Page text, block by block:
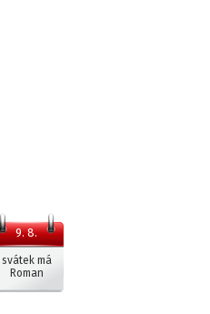
9. 8.
svátek má
Roman